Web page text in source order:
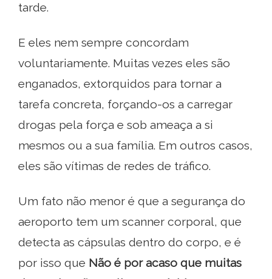
tarde.
E eles nem sempre concordam
voluntariamente. Muitas vezes eles são
enganados, extorquidos para tornar a
tarefa concreta, forçando-os a carregar
drogas pela força e sob ameaça a si
mesmos ou a sua família. Em outros casos,
eles são vítimas de redes de tráfico.
Um fato não menor é que a segurança do
aeroporto tem um scanner corporal, que
detecta as cápsulas dentro do corpo, e é
por isso que Não é por acaso que muitas